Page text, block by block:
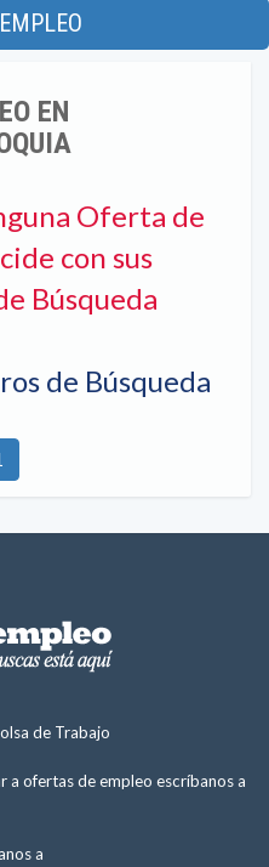
EN
Oferta de
con sus
Búsqueda
de Búsqueda
de Trabajo
a ofertas de empleo escríbanos a
a